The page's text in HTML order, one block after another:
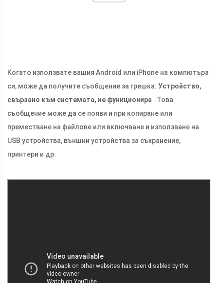
Когато използвате вашия Android или iPhone на компютъра
си, може да получите съобщение за грешка: Устройство,
свързано към системата, не функционира . Това
съобщение може да се появи и при копиране или
преместване на файлове или включване и използване на
USB устройства, външни устройства за съхранение,
принтери и др.